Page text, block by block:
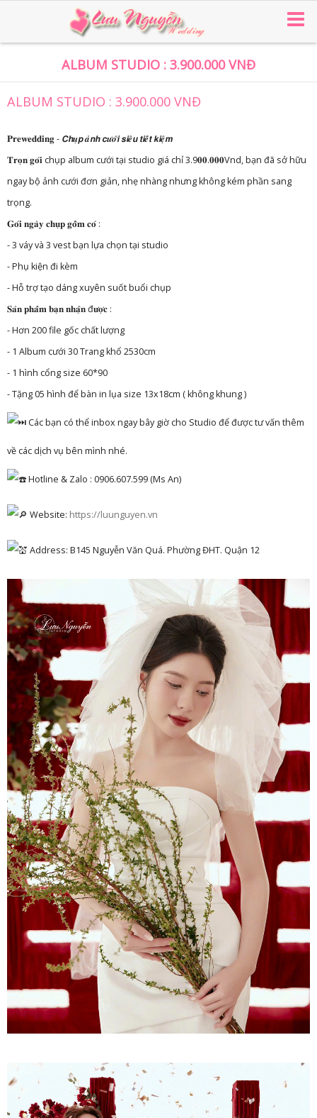
ALBUM STUDIO : 3.900.000 VNĐ
ALBUM STUDIO : 3.900.000 VNĐ
𝐏𝐫𝐞𝐰𝐞𝐝𝐝𝐢𝐧𝐠 - 𝘾𝙝𝒖̣𝙥 𝒂̉𝙣𝙝 𝙘𝒖̛𝒐̛́𝙞 𝙨𝙞𝒆̂𝙪 𝙩𝙞𝒆̂́𝙩 𝙠𝙞𝒆̣̂𝙢
𝐓𝐫𝐨̣𝐧 𝐠𝐨́𝐢 chụp album cưới tại studio giá chỉ 3.9𝟎𝟎.𝟎𝟎𝟎Vnd, bạn đã sở hữu
ngay bộ ảnh cưới đơn giản, nhẹ nhàng nhưng không kém phần sang
trọng.
𝐆𝐨́𝐢 𝐧𝐠𝐚̀𝐲 𝐜𝐡𝐮̣𝐩 𝐠𝐨̂̀𝐦 𝐜𝐨́ :
- 3 váy và 3 vest bạn lựa chọn tại studio
- Phụ kiện đi kèm
- Hỗ trợ tạo dáng xuyên suốt buổi chụp
𝐒𝐚̉𝐧 𝐩𝐡𝐚̂̉𝐦 𝐛𝐚̣𝐧 𝐧𝐡𝐚̣̂𝐧 đ𝐮̛𝐨̛̣𝐜 :
- Hơn 200 file gốc chất lượng
- 1 Album cưới 30 Trang khổ 2530cm
- 1 hình cổng size 60*90
- Tặng 05 hình để bàn in lụa size 13x18cm ( không khung )
Các bạn có thể inbox ngay bây giờ cho Studio để được tư vấn thêm
về các dịch vụ bên mình nhé.
Hotline & Zalo : 0906.607.599 (Ms An)
Website: https://luunguyen.vn
Address: B145 Nguyễn Văn Quá. Phường ĐHT. Quận 12